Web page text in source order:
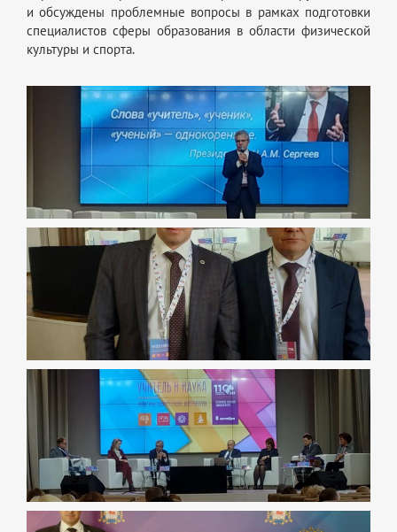
и обсуждены проблемные вопросы в рамках подготовки
специалистов сферы образования в области физической
культуры и спорта.